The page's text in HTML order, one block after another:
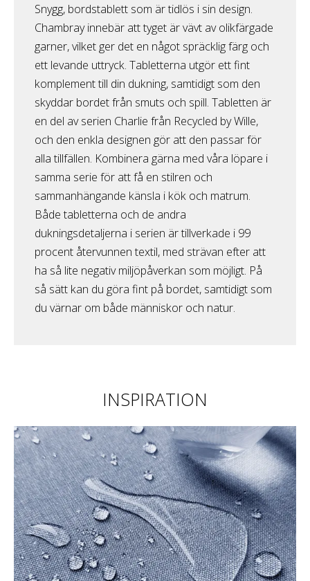
Snygg, bordstablett som är tidlös i sin design.
Chambray innebär att tyget är vävt av olikfärgade
garner, vilket ger det en något spräcklig färg och
ett levande uttryck. Tabletterna utgör ett fint
komplement till din dukning, samtidigt som den
skyddar bordet från smuts och spill. Tabletten är
en del av serien Charlie från Recycled by Wille,
och den enkla designen gör att den passar för
alla tillfällen. Kombinera gärna med våra löpare i
samma serie för att få en stilren och
sammanhängande känsla i kök och matrum.
Både tabletterna och de andra
dukningsdetaljerna i serien är tillverkade i 99
procent återvunnen textil, med strävan efter att
ha så lite negativ miljöpåverkan som möjligt. På
så sätt kan du göra fint på bordet, samtidigt som
du värnar om både människor och natur.
INSPIRATION